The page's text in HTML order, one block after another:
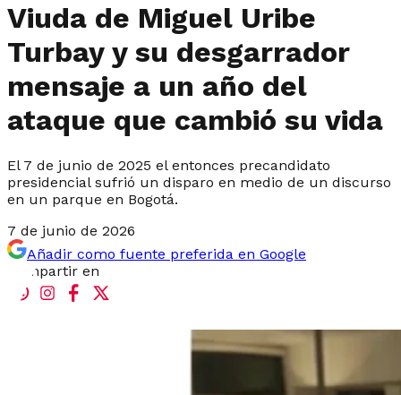
Viuda de Miguel Uribe
Turbay y su desgarrador
mensaje a un año del
ataque que cambió su vida
El 7 de junio de 2025 el entonces precandidato
presidencial sufrió un disparo en medio de un discurso
en un parque en Bogotá.
7 de junio de 2026
Añadir como fuente preferida en Google
Compartir en